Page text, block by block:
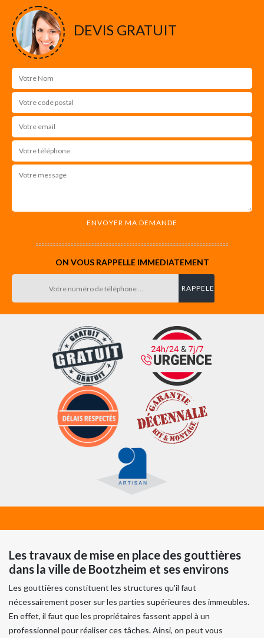
DEVIS GRATUIT
ON VOUS RAPPELLE IMMEDIATEMENT
Les travaux de mise en place des gouttières
dans la ville de Bootzheim et ses environs
Les gouttières constituent les structures qu'il faut
nécessairement poser sur les parties supérieures des immeubles.
En effet, il faut que les propriétaires fassent appel à un
professionnel pour réaliser ces tâches. Ainsi, on peut vous